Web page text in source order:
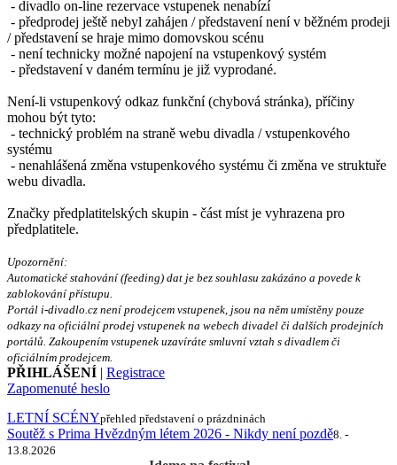
- divadlo on-line rezervace vstupenek nenabízí
- předprodej ještě nebyl zahájen / představení není v běžném prodeji
/ představení se hraje mimo domovskou scénu
- není technicky možné napojení na vstupenkový systém
- představení v daném termínu je již vyprodané.
Není-li vstupenkový odkaz funkční (chybová stránka), příčiny
mohou být tyto:
- technický problém na straně webu divadla / vstupenkového
systému
- nenahlášená změna vstupenkového systému či změna ve struktuře
webu divadla.
Značky předplatitelských skupin - část míst je vyhrazena pro
předplatitele.
Upozornění:
Automatické stahování (feeding) dat je bez souhlasu zakázáno a povede k
zablokování přístupu.
Portál i-divadlo.cz není prodejcem vstupenek, jsou na něm umístěny pouze
odkazy na oficiální prodej vstupenek na webech divadel či dalších prodejních
portálů. Zakoupením vstupenek uzavíráte smluvní vztah s divadlem či
oficiálním prodejcem.
PŘIHLÁŠENÍ | Registrace
Zapomenuté heslo
LETNÍ SCÉNYpřehled představení o prázdninách
Soutěž s Prima Hvězdným létem 2026 - Nikdy není pozdě8. -
13.8.2026